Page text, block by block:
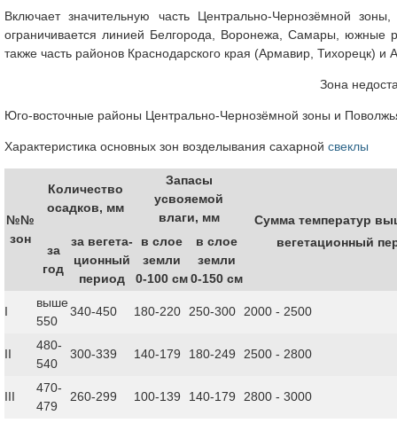
Включает значительную часть Центрально-Чернозёмной
ограничивается линией Белгорода, Воронежа, Самары, южные
также часть районов Краснодарского края (Армавир, Тихорецк) и
Зона
Юго-восточные районы Центрально-Чернозёмной зоны и
Характеристика основных зон возделывания сахарной свеклы
№№
зон
Количество
осадков, мм
Запасы
усвояемой
влаги, мм
Сумма температур
вегетационный
за
год
за вегета-
ционный
период
в слое
земли
0-100 см
в слое
земли
0-150 см
I
выше
550
340-450 180-220 250-300 2000 - 2500
II
480-
540
300-339 140-179 180-249 2500 - 2800
III
470-
479
260-299 100-139 140-179 2800 - 3000